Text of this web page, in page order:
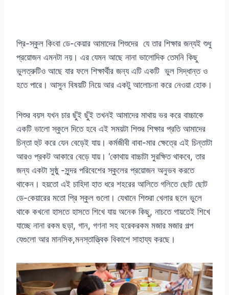
প্রি-স্কুল কিংবা ডে-কেয়ার আমাদের শিশুদের যে তার শিক্ষার জন্যই শুধু
প্রয়োজন এমনটা নয়। এর যেমন আছে নানা ভালোদিক তেমনি কিছু
ভুলত্রুটিও আছে যার ফলে শিক্ষার্থীর জন্য এটি একটি ভুল সিদ্ধান্ত ও
হতে পারে। আসুন বিষয়টি নিয়ে আর একটু আলোচনা করে নেওয়া হোক।
শিশুর বয়স যখন চার ছুঁই ছুঁই তখনই আমাদের মাথায় ভর করে বাচ্চাকে
একটি ভালো স্কুলে দিতে হবে এই সময়টা শিশুর শিক্ষার প্রতি আমাদের
চিন্তা হুট করে যেন বেড়েই যায়। কর্মজীবী বাবা-মার ক্ষেত্রে এই চিন্তাটা
আরও প্রকট আকারে বেড়ে যায়। ‘কোথায় বাচ্চাটা সুরক্ষিত থাকবে, তার
জন্য একটা সুষ্ঠু -সুন্দর পরিবেশের স্কুলের প্রয়োজন অনুভব করতে
থাকেন। হয়তো এই চাহিদা হাত ধরে শহরের আলিতে গলিতে ছোট ছোট
ডে-কেয়ারের মতো প্রি স্কুল গুলো। যেখানে শিশুরা খেলার ছলে ভুলে
থাকে কখনো হাসতে হাসতে শিখে যায় অনেক কিছু, নাচতে গায়তেই শিখে
যাচ্ছে নানা রকম ছড়া, গান, গণনা সহ হরেকরকম মজার মজার গল্প
যেগুলো আর মানসিক,মনস্তাত্ত্বিক বিকাশে সাহায্য করছে।